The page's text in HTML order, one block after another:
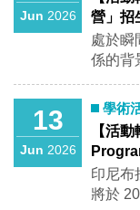
探勘1學分 上課時間： 8/18
（
8/19（
時（1310-
（
課方式：
修課意願單 2.注意事項：
課程，提前至
課後，
分費。 • 115-1學期結束（116年1月）始得申請
Jun 2026
營」招
處於瞬
係的背
規劃
邀請
員掌
本屆英
能力之
展，涵
13
Jun 2026
學術
【活
印尼布
將於